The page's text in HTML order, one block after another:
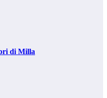
di Milla